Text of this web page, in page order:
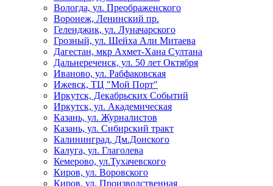
Вологда, ул. Преображенского
Воронеж, Ленинский пр.
Геленджик, ул. Луначарского
Грозный, ул. Шейха Али Митаева
Дагестан, мкр Ахмет-Хана Султана
Дальнереченск, ул. 50 лет Октября
Иваново, ул. Рабфаковская
Ижевск, ТЦ "Мой Порт"
Иркутск, Декабрьских Событий
Иркутск, ул. Академическая
Казань, ул. Журналистов
Казань, ул. Сибирский тракт
Калининград, Дм.Донского
Калуга, ул. Глаголева
Кемерово, ул.Тухачевского
Киров, ул. Воровского
Киров, ул. Производственная